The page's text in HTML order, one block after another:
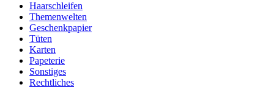
Haarschleifen
Themenwelten
Geschenkpapier
Tüten
Karten
Papeterie
Sonstiges
Rechtliches